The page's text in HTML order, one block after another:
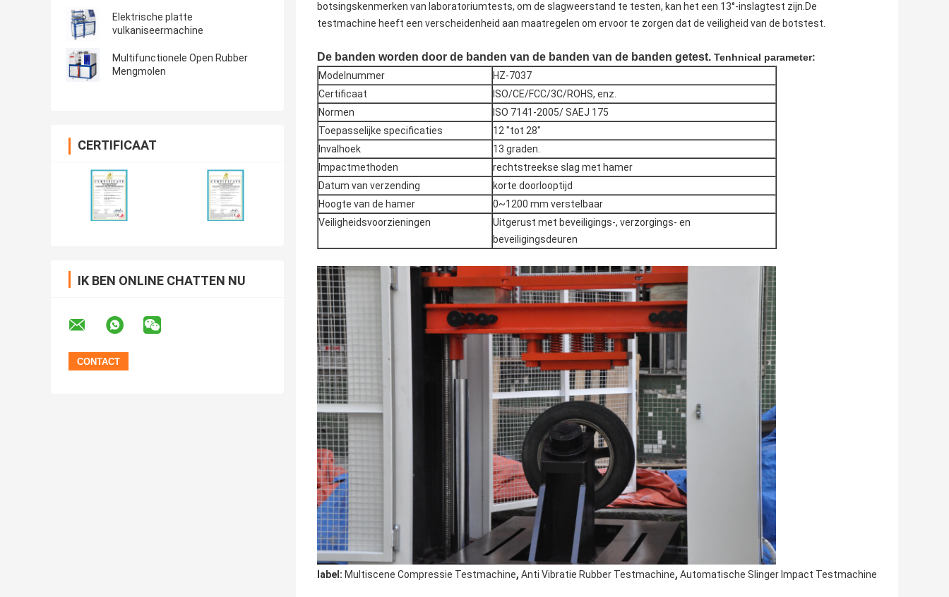
Elektrische platte
vulkaniseermachine
Multifunctionele Open Rubber
Mengmolen
CERTIFICAAT
IK BEN ONLINE CHATTEN NU
botsingskenmerken van laboratoriumtests, om de slagweerstand te testen, kan het een 13°-inslagtest zijn.De
testmachine heeft een verscheidenheid aan maatregelen om ervoor te zorgen dat de veiligheid van de botstest.
De banden worden door de banden van de banden van de banden getest. Tenhnical parameter:
Modelnummer
HZ-7037
Certificaat
ISO/CE/FCC/3C/ROHS, enz.
Normen
ISO 7141-2005/ SAEJ 175
Toepasselijke specificaties
12 "tot 28"
Invalhoek
13 graden.
Impactmethoden
rechtstreekse slag met hamer
Datum van verzending
korte doorlooptijd
Hoogte van de hamer
0~1200 mm verstelbaar
Veiligheidsvoorzieningen
Uitgerust met beveiligings-, verzorgings- en
beveiligingsdeuren
label: Multiscene Compressie Testmachine, Anti Vibratie Rubber Testmachine, Automatische Slinger Impact Testmachine